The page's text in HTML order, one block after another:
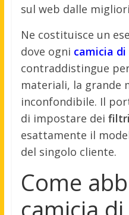
sul web dalle
Ne costituisce un
dove ogni camicia
contraddistingue
materiali, la grande
inconfondibile. Il
di impostare dei filtri
esattamente il
del singolo cliente.
Come